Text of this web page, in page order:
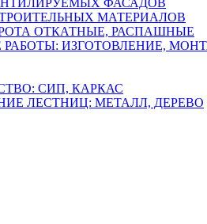
ФАСАДОВ
МАТЕРИАЛОВ
ОТКАТНЫЕ, РАСПАШНЫЕ
РАБОТЫ: ИЗГОТОВЛЕНИЕ,
СИП, КАРКАС
ЛЕСТНИЦ: МЕТАЛЛ, ДЕРЕВО